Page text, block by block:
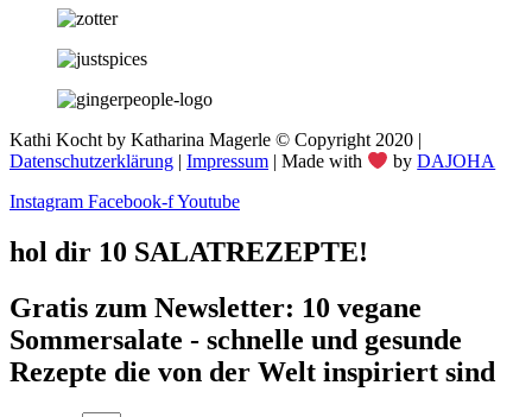
Kathi Kocht by Katharina Magerle © Copyright 2020 |
Datenschutzerklärung | Impressum | Made with byDAJOHA
Instagram Facebook-fYoutube
hol dir 10 SALATREZEPTE!
Gratis zum Newsletter: 10 vegane
Sommersalate - schnelle und gesunde
Rezepte die von der Welt inspiriert sind